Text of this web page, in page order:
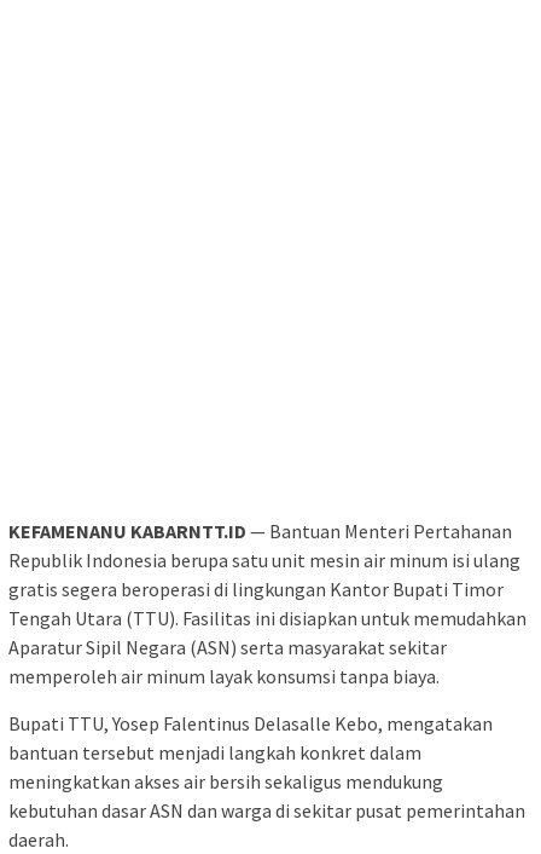
KEFAMENANU KABARNTT.ID — Bantuan Menteri Pertahanan
Republik Indonesia berupa satu unit mesin air minum isi ulang
gratis segera beroperasi di lingkungan Kantor Bupati Timor
Tengah Utara (TTU). Fasilitas ini disiapkan untuk memudahkan
Aparatur Sipil Negara (ASN) serta masyarakat sekitar
memperoleh air minum layak konsumsi tanpa biaya.
Bupati TTU, Yosep Falentinus Delasalle Kebo, mengatakan
bantuan tersebut menjadi langkah konkret dalam
meningkatkan akses air bersih sekaligus mendukung
kebutuhan dasar ASN dan warga di sekitar pusat pemerintahan
daerah.